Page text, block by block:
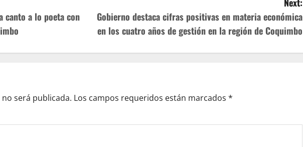
canto a lo poeta con
Gobierno destaca cifras positivas en materia económica
en los cuatro años de gestión en la región de Coquimbo
será publicada. Los campos requeridos están marcados *